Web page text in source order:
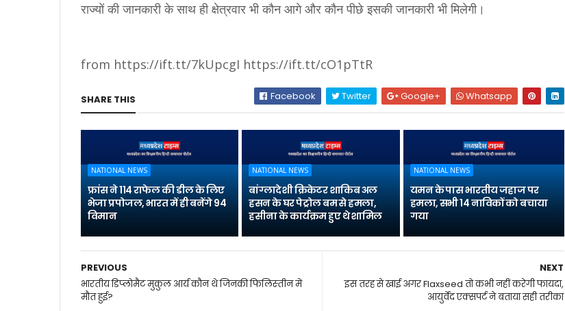
राज्यों की जानकारी के साथ ही क्षेत्रवार भी कौन आगे और कौन पीछे इसकी जानकारी भी मिलेगी।
from https://ift.tt/7kUpcgI https://ift.tt/cO1pTtR
SHARE THIS Facebook Twitter Google+ Whatsapp
NATIONAL NEWS
फ्रांस ने 114 राफेल की डील के लिए
भेजा प्रपोजल, भारत में ही बनेंगे 94
विमान
NATIONAL NEWS
बांग्लादेशी क्रिकेटर शाकिब अल
हसन के घर पेट्रोल बम से हमला,
हसीना के कार्यक्रम हुए थे शामिल
NATIONAL NEWS
यमन के पास भारतीय जहाज पर
हमला, सभी 14 नाविकों को बचाया
गया
NEXT
इस तरह से खाई अगर Flaxseed तो कभी नहीं करेगी फायदा,
आयुर्वेद एक्‍सपर्ट ने बताया सही तरीका
PREVIOUS
भारतीय डिप्‍लोमैट मुकुल आर्य कौन थे जिनकी फिलिस्‍तीन में
मौत हुई?